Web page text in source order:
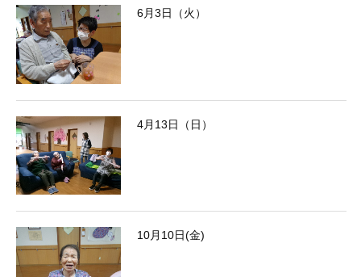
6月3日（火）
4月13日（日）
10月10日(金)